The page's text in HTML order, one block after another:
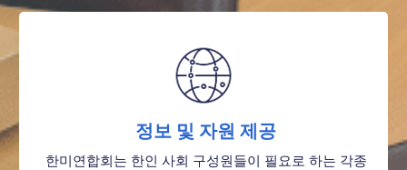
정보 및 자원 제공
한미연합회는 한인 사회 구성원들이 필요로 하는 각종